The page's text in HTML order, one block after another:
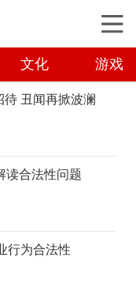
文化 游戏
丑闻再掀波澜
读合法性问题
行为合法性